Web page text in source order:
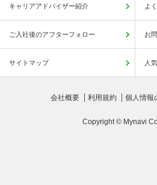
キャリアアドバイザー紹介 よ
ご入社後のアフターフォロー お
サイトマップ 人
会社概要 利用規約 個人情報
Copyright © Mynavi